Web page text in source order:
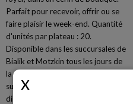
Parfait pour recevoir, offrir ou se
faire plaisir le week-end. Quantité
d'unités par plateau : 20.
Disponible dans les succursales de
Bialik et Motzkin tous les jours de
la semaine. Dans les autres
succursales, disponible les
dimanches, mardis et jeudis. Les